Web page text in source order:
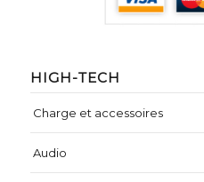
HIGH-TECH
Charge et accessoires
Audio